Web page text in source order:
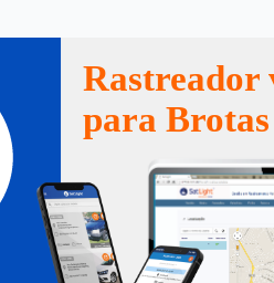
Rastreador
para Brotas